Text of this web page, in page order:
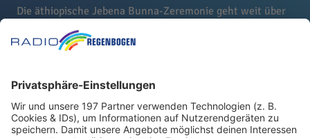
Die äthiopische Jebena Bunna-Zeremonie geht weit über
eine gewöhnliche Kaffeepause hinaus. Sie erstreckt sich
über einen Zeitraum von 2 bis 3 Stunden und ist ebenso
wertvolle Gelegenheit, mit den Menschen um sich herum
in Kontakt zu treten. Die Äthiopier wissen genau, worauf
es beim Kaffee ankommt: Im Kern geht es vor allem um